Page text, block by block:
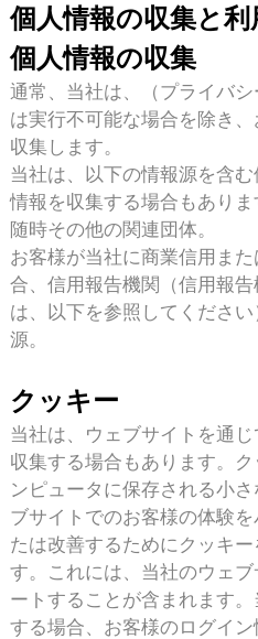
個人情報の収集と利
個人情報の収集
通常、当社は、（プライバ
は実行不可能な場合を除き
収集します。
当社は、以下の情報源を含
情報を収集する場合もありま
随時その他の関連団体。
お客様が当社に商業信用ま
合、信用報告機関（信用報
は、以下を参照してください
源。
クッキー
当社は、ウェブサイトを通
収集する場合もあります。
ンピュータに保存される小
ブサイトでのお客様の体験
たは改善するためにクッキ
す。これには、当社のウェ
ートすることが含まれます
する場合、お客様のログイ